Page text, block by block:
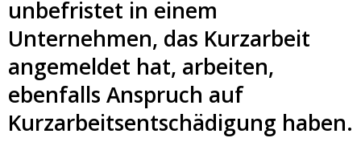
unbefristet in einem
Unternehmen, das Kurzarbeit
angemeldet hat, arbeiten,
ebenfalls Anspruch auf
Kurzarbeitsentschädigung haben.